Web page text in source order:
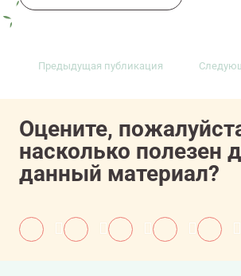
Предыдущая публикация
Оцените,
насколько полезен
данный материал?